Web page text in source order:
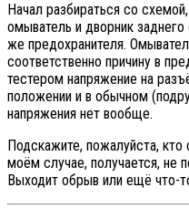
Начал разбираться со
омыватель и дворник
же предохранителя.
соответственно причину в
тестером напряжение на
положении и в обычном
напряжения нет вообще.
Подскажите, пожалуйста, кто
моём случае, получается, не
Выходит обрыв или ещё что-